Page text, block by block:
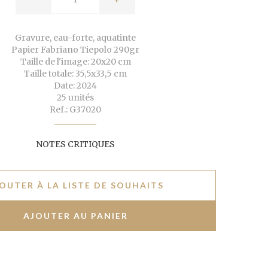
Gravure, eau-forte, aquatinte
Papier Fabriano Tiepolo 290gr
Taille de l'image: 20x20 cm
Taille totale: 35,5x33,5 cm
Date: 2024
25 unités
Ref.: G37020
NOTES CRITIQUES
À LA LISTE DE SOUHAITS